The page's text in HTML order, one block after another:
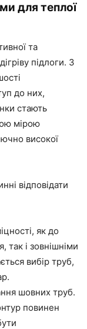
для теплої
та
підлоги. З
до них,
стають
мірою
високої
відповідати
, як до
так і зовнішніми
вибір труб,
шовних труб.
повинен